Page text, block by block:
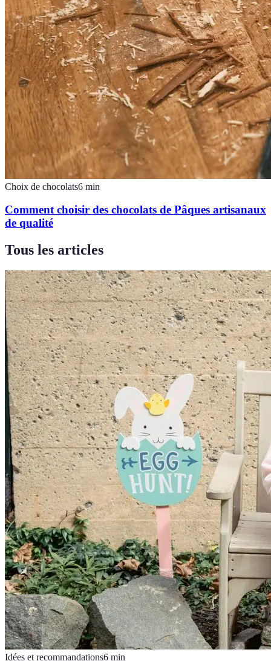
Choix de chocolats6 min
Comment choisir des chocolats de Pâques artisanaux
de qualité
Tous les articles
Idées et recommandations6 min